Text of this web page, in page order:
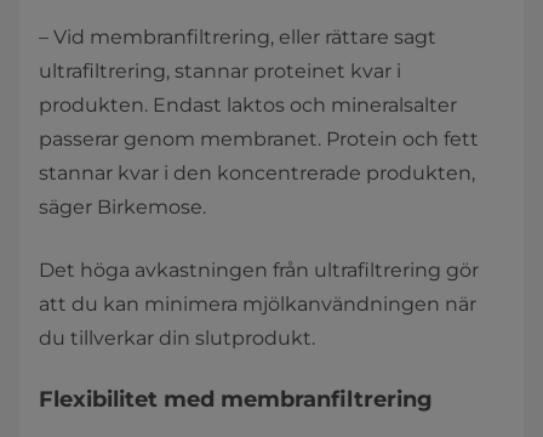
– Vid membranfiltrering, eller rättare sagt
ultrafiltrering, stannar proteinet kvar i
produkten. Endast laktos och mineralsalter
passerar genom membranet. Protein och fett
stannar kvar i den koncentrerade produkten,
säger Birkemose.
Det höga avkastningen från ultrafiltrering gör
att du kan minimera mjölkanvändningen när
du tillverkar din slutprodukt.
Flexibilitet med membranfiltrering